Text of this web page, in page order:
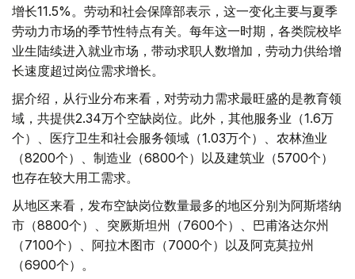
增长11.5%。劳动和社会保障部表示，这一变化主要与夏季
劳动力市场的季节性特点有关。每年这一时期，各类院校毕
业生陆续进入就业市场，带动求职人数增加，劳动力供给增
长速度超过岗位需求增长。
据介绍，从行业分布来看，对劳动力需求最旺盛的是教育领
域，共提供2.34万个空缺岗位。此外，其他服务业（1.6万
个）、医疗卫生和社会服务领域（1.03万个）、农林渔业
（8200个）、制造业（6800个）以及建筑业（5700个）
也存在较大用工需求。
从地区来看，发布空缺岗位数量最多的地区分别为阿斯塔纳
市（8800个）、突厥斯坦州（7600个）、巴甫洛达尔州
（7100个）、阿拉木图市（7000个）以及阿克莫拉州
（6900个）。